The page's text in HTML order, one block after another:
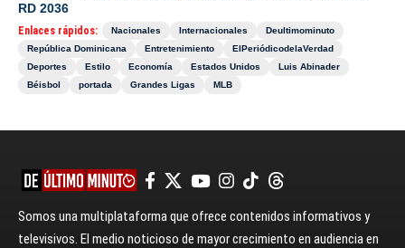
RD 2036
Enlaces rápidos: Nacionales Internacionales
Deultimominuto
República Dominicana
Entretenimiento
ElPeriódicodelaVerdad
Deportes
Estilo Economía Estados Unidos
Luis Abinader
Béisbol
portada Grandes Ligas MLB
Somos una multiplataforma que ofrece contenidos informativos y
televisivos. El medio noticioso de mayor crecimiento en audiencia en